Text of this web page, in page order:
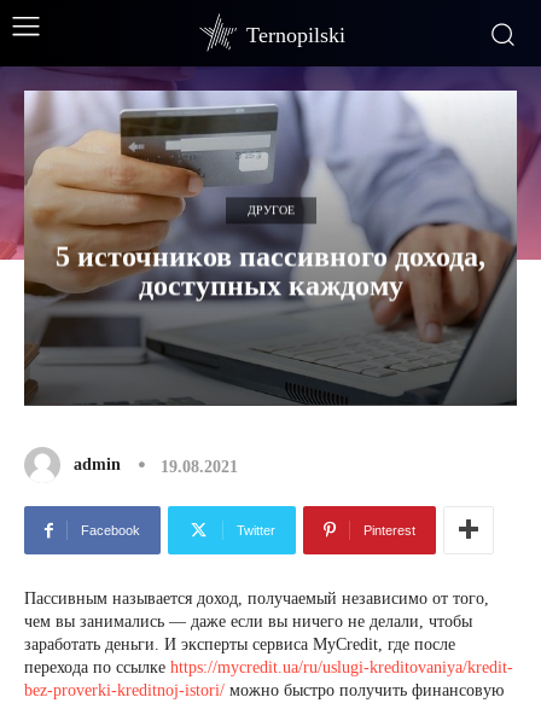
Ternopilski
ДРУГОЕ
5 источников пассивного дохода,
доступных каждому
admin 19.08.2021
Facebook Twitter Pinterest
Пассивным называется доход, получаемый независимо от того,
чем вы занимались — даже если вы ничего не делали, чтобы
заработать деньги. И эксперты сервиса MyCredit, где после
перехода по ссылке https://mycredit.ua/ru/uslugi-kreditovaniya/kredit-
bez-proverki-kreditnoj-istori/ можно быстро получить финансовую